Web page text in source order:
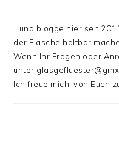
…und blogge hier seit
der Flasche haltbar
Wenn Ihr Fragen oder
unter
Ich freue mich, von Euch